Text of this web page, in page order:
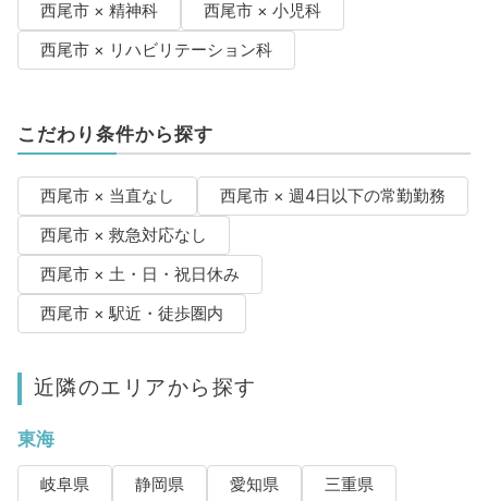
西尾市 × 精神科
西尾市 × 小児科
西尾市 × リハビリテーション科
こだわり条件から探す
西尾市 × 当直なし
西尾市 × 週4日以下の常勤勤務
西尾市 × 救急対応なし
西尾市 × 土・日・祝日休み
西尾市 × 駅近・徒歩圏内
近隣のエリアから探す
東海
岐阜県 静岡県 愛知県 三重県